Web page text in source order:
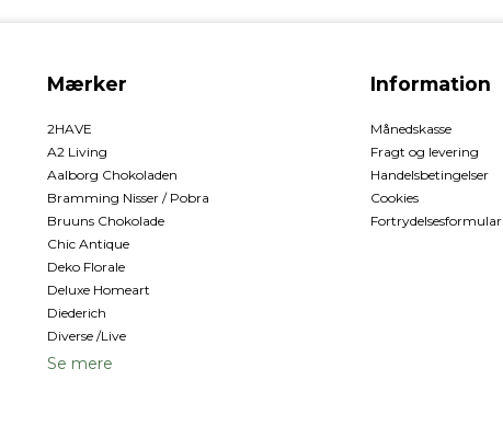
Mærker
2HAVE
A2 Living
Aalborg Chokoladen
Bramming Nisser / Pobra
Bruuns Chokolade
Chic Antique
Deko Florale
Deluxe Homeart
Diederich
Diverse /Live
Se mere
Information
Månedskasse
Fragt og levering
Handelsbetingelser
Cookies
Fortrydelsesformular